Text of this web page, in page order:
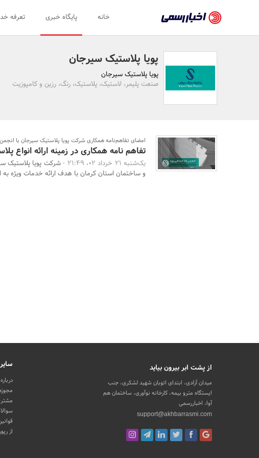
رسمی
-
اخبار
تایید
سازمان‌ها
روابط
خانه پایگاه خبری تعرفه
پویا پلاستیک سیرجان
پویا پلاستیک سیرجان
صنعت پلیمر، لاستیک، پلاستیک، رنگ، رزین و کامپوزیت
امضای تفاهم‌نامه همکاری شرکت پویا پلاستیک سیرجان با انجمن
تفاهم نامه همکاری در زمینه ارائه انواع
یک‌شنبه 21 خرداد 02، 21:49 -
شرکت پویا پلاستیک
و ساختمان استان کرمان با هدف ارائه خدمات ویژه به
از پشت ابر بیرون بیاید
میدان آزادی، ابتدای اتوبان شهید لشکری، جنب
ایستگاه مترو بیمه، کارخانه نوآوری، ساختمان هم
آوا، اخباررسمی
support@akhbarrasmi.com
از